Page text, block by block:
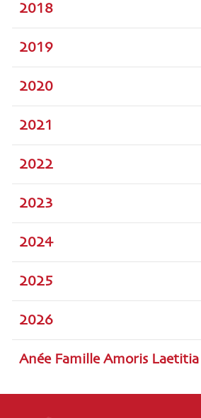
2018
2019
2020
2021
2022
2023
2024
2025
2026
Anée Famille Amoris Laetitia